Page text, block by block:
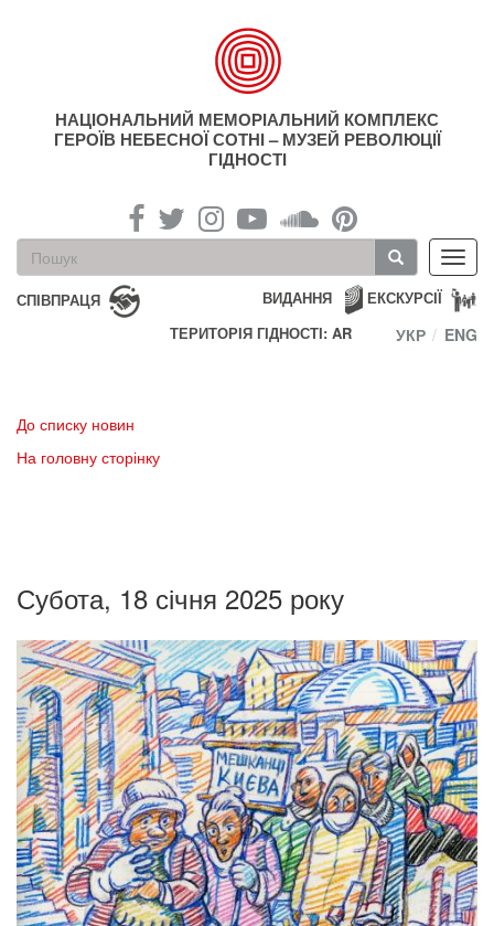
НАЦІОНАЛЬНИЙ МЕМОРІАЛЬНИЙ КОМПЛЕКС
ГЕРОЇВ НЕБЕСНОЇ СОТНІ – МУЗЕЙ РЕВОЛЮЦІЇ
ГІДНОСТІ
Пошукова
форма
Пошук
СПІВПРАЦЯ ЕКСКУРСІЇ
ВИДАННЯ
ТЕРИТОРІЯ ГІДНОСТІ: AR
УКР ENG
До списку новин
На головну сторінку
Субота, 18 січня 2025 року